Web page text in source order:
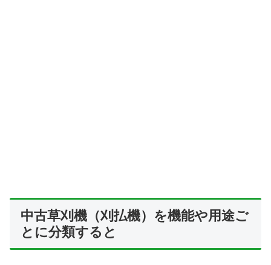
中古草刈機（刈払機）を機能や用途ご
とに分類すると